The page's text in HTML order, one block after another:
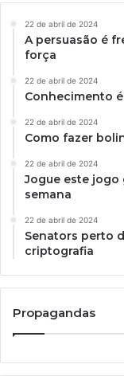
22 de abril de 2024
A persuasão é
força
22 de abril de 2024
Conhecimento
22 de abril de 2024
Como fazer
22 de abril de 2024
Jogue este jogo
semana
22 de abril de 2024
Senators perto
criptografia
Propagandas